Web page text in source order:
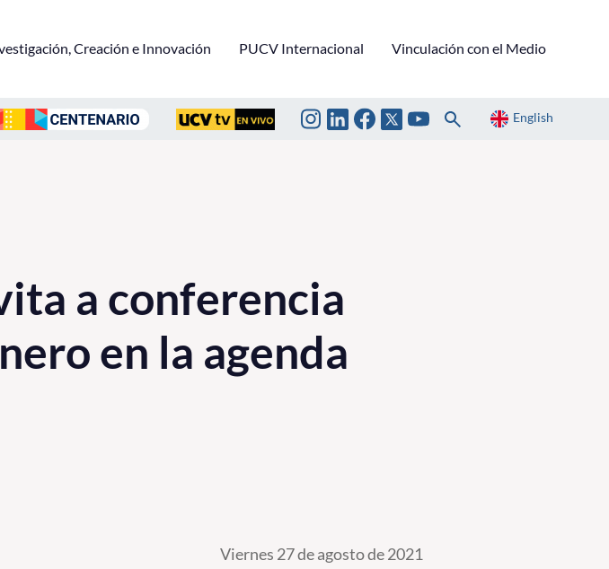
Creación e Innovación PUCV Internacional Vinculación con el Medio
English
a conferencia
en la agenda
Viernes 27 de agosto de 2021